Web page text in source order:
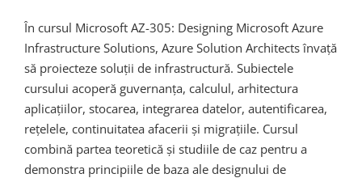
În cursul Microsoft AZ-305: Designing Microsoft Azure
Infrastructure Solutions, Azure Solution Architects învață
să proiecteze soluții de infrastructură. Subiectele
cursului acoperă guvernanța, calculul, arhitectura
aplicațiilor, stocarea, integrarea datelor, autentificarea,
rețelele, continuitatea afacerii și migrațiile. Cursul
combină partea teoretică și studiile de caz pentru a
demonstra principiile de baza ale designului de